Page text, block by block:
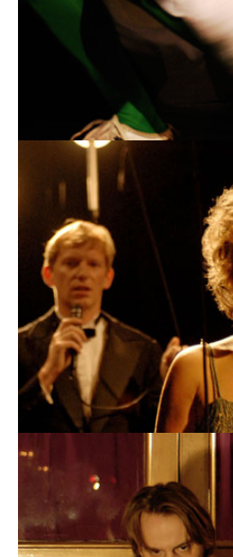
The Tyranny Of Choice
Container Love